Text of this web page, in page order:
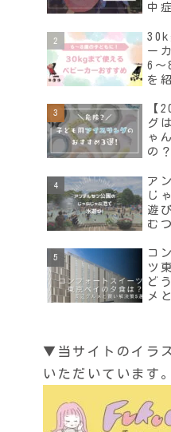
中
ー
6～
を
【
グ
ゃ
の
選！
ア
じ
遊
む
市
コ
ツ
ど
メ
▼当サイトのイラ
いただいています。